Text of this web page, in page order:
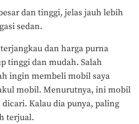
dan tinggi, jelas jauh lebih
sedan.
dan harga purna
tinggi dan mudah. Salah
ingin membeli mobil saya
mobil. Menurutnya, ini mobil
Kalau dia punya, paling
terjual.